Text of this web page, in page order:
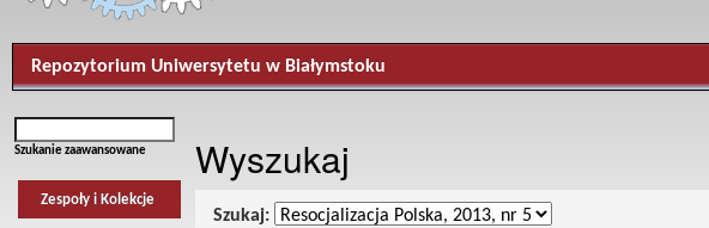
Repozytorium Uniwersytetu w Białymstoku
Szukanie zaawansowane
Zespoły i Kolekcje
Wyszukaj
Szukaj: